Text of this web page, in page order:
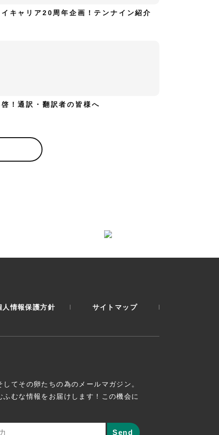
イキャリア20周年企画！テンナイン紹介
啓！通訳・翻訳者の皆様へ
人情報保護方針 サイトマップ
てその卵たちの為のメールマガジン。
むな情報をお届けします！この機会に